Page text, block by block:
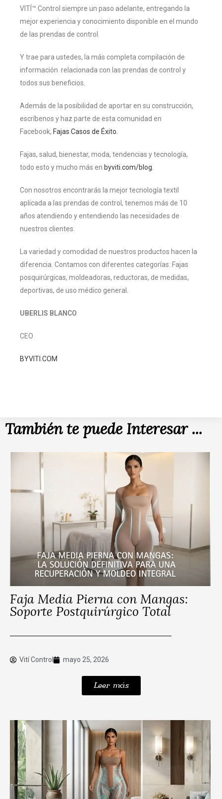
VITÍ™ Control siempre un paso adelante, entregando la
mejor experiencia y conocimiento disponible en el mundo
de las prendas de control.
Y trae para ustedes, la más completa compilación de
información relacionada con las prendas de control y
todos sus beneficios.
Además de la posibilidad de aportar en su construcción,
escríbenos y haz parte de esta comunidad en
Facebook, Fajas Casos de Éxito.
Fajas, salud, bienestar, moda, tendencias y tecnología,
todo esto y mucho más en byviti.com/blog.
Con nosotros encontrarás la mejor tecnología textil
aplicada a las prendas de control, tenemos más de 10
años atendiendo y entendiendo las necesidades de
nuestros clientes.
La variedad y comodidad de nuestros productos hacen la
diferencia. Contamos con diferentes categorías: Fajas
posquirúrgicas, moldeadoras, reductoras, de medidas,
deportivas, de uso médico general.
UBERLIS BLANCO
CEO
BYVITI.COM
También te puede Interesar ...
Faja Media Pierna con Mangas:
Soporte Postquirúrgico Total
Vití Control mayo 25, 2026
Leer más